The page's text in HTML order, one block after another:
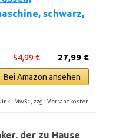
schwarz,
27,99 €
54,99 €
Bei Amazon ansehen
inkl. MwSt., zzgl. Versandkosten
der zu Hause